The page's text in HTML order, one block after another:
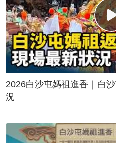
2026白沙屯媽祖進香｜白
況